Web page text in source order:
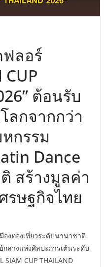
ฟลอร์
CUP
ต้อนรับ
ลกจากกว่า
กรรม
Dance
สร้างมูลค่า
รษฐกิจไทย
องท่องเที่ยวระดับนานาชาติ
กลางแห่งศิลปะการเต้นระดับ
SIAM CUP THAILAND